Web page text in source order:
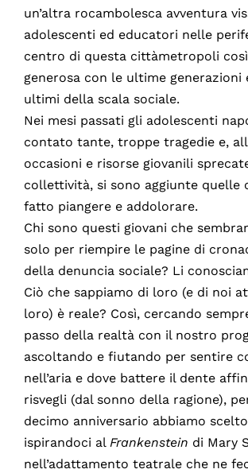
un’altra rocambolesca avventura
adolescenti ed educatori nelle
centro di questa cittàmetropoli
generosa con le ultime generazioni
ultimi della scala sociale.
Nei mesi passati gli adolescenti
contato tante, troppe tragedie e,
occasioni e risorse giovanili
collettività, si sono aggiunte quelle
fatto piangere e addolorare.
Chi sono questi giovani che
solo per riempire le pagine di
della denuncia sociale? Li
Ciò che sappiamo di loro (e di noi
loro) è reale? Così, cercando
passo della realtà con il nostro
ascoltando e fiutando per sentire
nell’aria e dove battere il dente
risvegli (dal sonno della ragione),
decimo anniversario abbiamo
ispirandoci al Frankenstein di Mary
nell’adattamento teatrale che ne